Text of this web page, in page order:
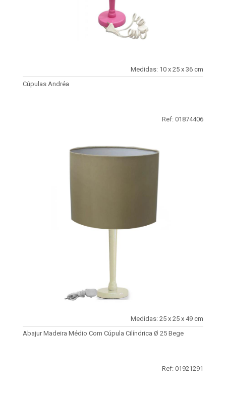
Medidas: 10 x 25 x 36 cm
Cúpulas Andréa
Ref: 01874406
Medidas: 25 x 25 x 49 cm
Abajur Madeira Médio Com Cúpula Cilíndrica Ø 25 Bege
Ref: 01921291